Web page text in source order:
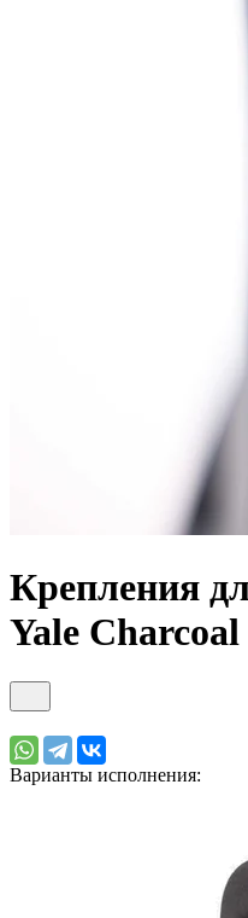
Крепления
Yale Charcoal
Варианты исполнения: